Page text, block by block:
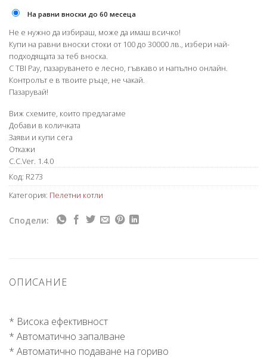
На равни вноски до 60 месеца
Не е нужно да избираш, може да имаш всичко!
Купи на равни вноски стоки от 100 до 30000 лв., избери най-
подходящата за теб вноска.
С TBI Pay, пазаруването е лесно, гъвкаво и напълно онлайн.
Контролът е в твоите ръце, не чакай.
Пазарувай!
Виж схемите, които предлагаме
Добави в количката
Заяви и купи сега
Откажи
C.C.Ver. 1.4.0
Код: R273
Категория: Пелетни котли
Сподели:
ОПИСАНИЕ
* Висока ефективност
* Автоматично запалване
* Автоматично подаване на гориво